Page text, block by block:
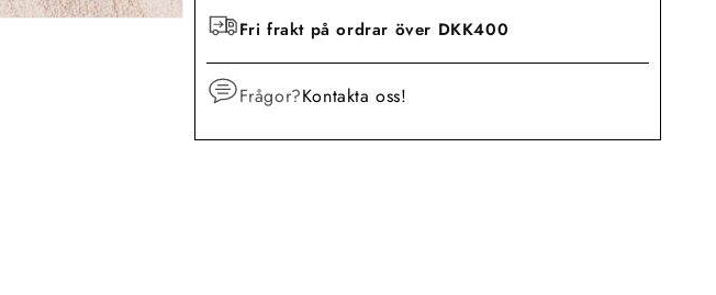
Fri frakt på ordrar över DKK400
Frågor?Kontakta oss!